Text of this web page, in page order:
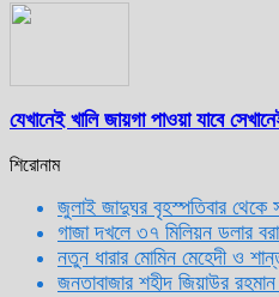
যেখানেই খালি জায়গা পাওয়া যাবে
শিরোনাম
জুলাই জাদুঘর বৃহস্পতিবার থেকে
গাজা দখলে ৩৭ মিলিয়ন ডলার
নতুন ধারার মোমিন মেহেদী ও
জনতাবাজার শহীদ জিয়াউর